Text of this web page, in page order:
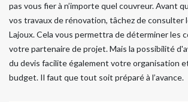
pas vous fier à n’importe quel couvreur. Avant
vos travaux de rénovation, tâchez de consulter
Lajoux. Cela vous permettra de déterminer les
votre partenaire de projet. Mais la possibilité
du devis facilite également votre organisation
budget. Il faut que tout soit préparé à l’avance.